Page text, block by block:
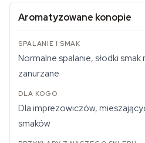
Aromatyzowane konopie
Normalne spalanie, słodki smak
zanurzane
Dla imprezowiczów,
smaków